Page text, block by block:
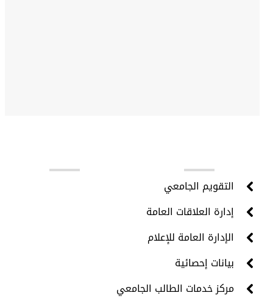
التقويم الجامعي
إدارة العلاقات العامة
الإدارة العامة للإعلام
بيانات إحصائية
مركز خدمات الطالب الجامعي